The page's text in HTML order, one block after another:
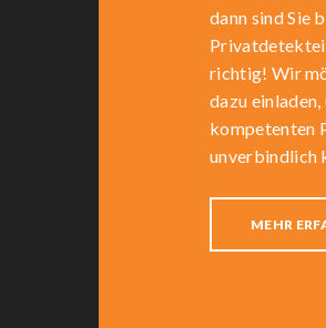
dann sind Sie
richtig! Wir
dazu einladen,
kompetenten
unverbindlich
MEHR